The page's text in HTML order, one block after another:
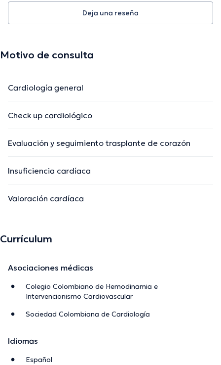
Deja una reseña
Motivo de consulta
Cardiología general
Check up cardiológico
Evaluación y seguimiento trasplante de corazón
Insuficiencia cardíaca
Valoración cardíaca
Currículum
Asociaciones médicas
Colegio Colombiano de Hemodinamia e
Intervencionismo Cardiovascular
Sociedad Colombiana de Cardiología
Idiomas
Español